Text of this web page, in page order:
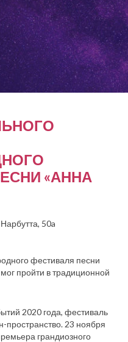
«АННА
50a
фестиваля песни
пройти в традиционной
2020 года, фестиваль
пространство. 23 ноября
грандиозного